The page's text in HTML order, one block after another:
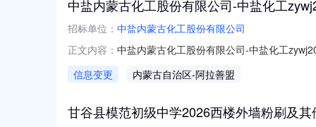
中盐内蒙古化工股份有限公司-中盐化工
招标单位： 中盐内蒙古化工股份有限公司
正文内容： 中盐内蒙古化工股份有限公司-中盐化工
信息变更
内蒙古自治区-阿拉善盟
甘谷县模范初级中学2026西楼外墙粉刷及